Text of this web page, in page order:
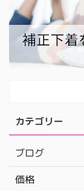
カテゴリー
ブログ
価格